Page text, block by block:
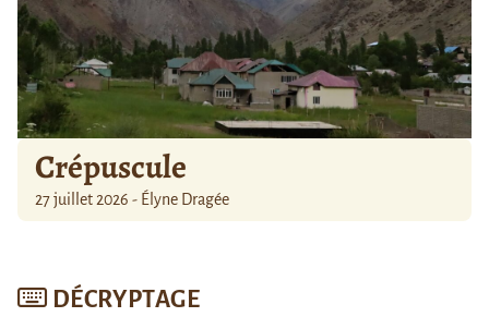
Crépuscule
27 juillet 2026 - Élyne Dragée
DÉCRYPTAGE